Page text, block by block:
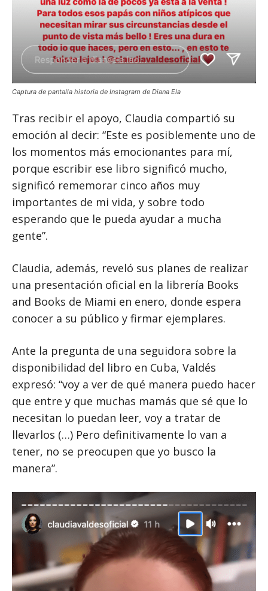
Captura de pantalla historia de Instagram de Diana Ela
Tras recibir el apoyo, Claudia compartió su
emoción al decir: “Este es posiblemente uno de
los momentos más emocionantes para mí,
porque escribir ese libro significó mucho,
significó rememorar cinco años muy
importantes de mi vida, y sobre todo
esperando que le pueda ayudar a mucha
gente”.
Claudia, además, reveló sus planes de realizar
una presentación oficial en la librería Books
and Books de Miami en enero, donde espera
conocer a su público y firmar ejemplares.
Ante la pregunta de una seguidora sobre la
disponibilidad del libro en Cuba, Valdés
expresó: “voy a ver de qué manera puedo hacer
que entre y que muchas mamás que sé que lo
necesitan lo puedan leer, voy a tratar de
llevarlos (…) Pero definitivamente lo van a
tener, no se preocupen que yo busco la
manera”.